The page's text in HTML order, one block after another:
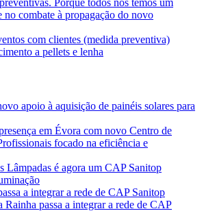
Porque todos nós temos um
no combate à propagação do novo
com clientes (medida preventiva)
a pellets e lenha
apoio à aquisição de painéis solares para
em Évora com novo Centro de
focado na eficiência e
Lâmpadas é agora um CAP Sanitop
a integrar a rede de CAP Sanitop
Rainha passa a integrar a rede de CAP